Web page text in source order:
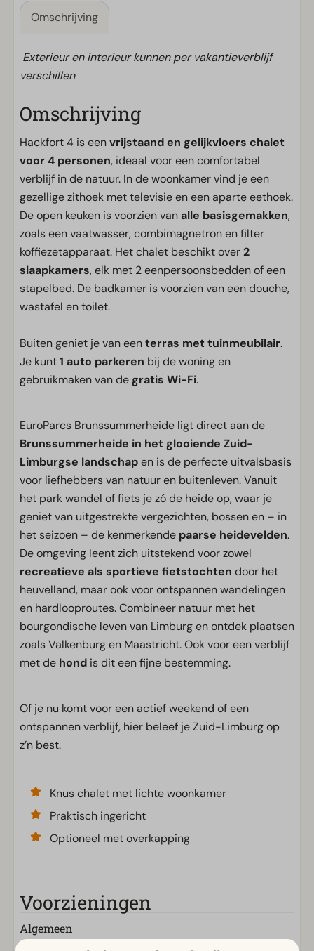
Omschrijving
Exterieur en interieur kunnen per vakantieverblijf
verschillen
Omschrijving
Hackfort 4 is eenvrijstaand en gelijkvloers chalet
voor 4 personen, ideaal voor een comfortabel
verblijf in de natuur. In de woonkamer vind je een
gezellige zithoek met televisie en een aparte eethoek.
De open keuken is voorzien van alle basisgemakken,
zoals een vaatwasser, combimagnetron en filter
koffiezetapparaat. Het chalet beschikt over2
slaapkamers, elk met 2 eenpersoonsbedden of een
stapelbed. De badkamer is voorzien van een douche,
wastafel en toilet.
Buiten geniet je van eenterras met tuinmeubilair.
Je kunt1 auto parkeren bij de woning en
gebruikmaken van de gratis Wi-Fi.
EuroParcs Brunssummerheide ligt direct aan de
Brunssummerheide in het glooiende Zuid-
Limburgse landschapen is de perfecte uitvalsbasis
voor liefhebbers van natuur en buitenleven. Vanuit
het park wandel of fiets je zó de heide op, waar je
geniet van uitgestrekte vergezichten, bossen en – in
het seizoen – de kenmerkende paarse heidevelden.
De omgeving leent zich uitstekend voor zowel
recreatieve als sportieve fietstochten door het
heuvelland, maar ook voor ontspannen wandelingen
en hardlooproutes. Combineer natuur met het
bourgondische leven van Limburg en ontdek plaatsen
zoals Valkenburg en Maastricht. Ook voor een verblijf
met de hond is dit een fijne bestemming.
Of je nu komt voor een actief weekend of een
ontspannen verblijf, hier beleef je Zuid-Limburg op
z’n best.
Knus chalet met lichte woonkamer
Praktisch ingericht
Optioneel met overkapping
Voorzieningen
Algemeen